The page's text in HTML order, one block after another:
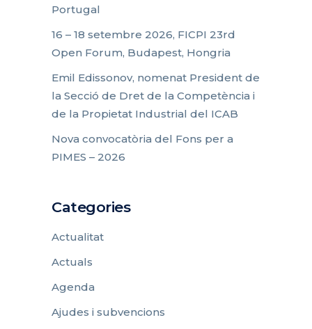
Portugal
16 – 18 setembre 2026, FICPI 23rd
Open Forum, Budapest, Hongria
Emil Edissonov, nomenat President de
la Secció de Dret de la Competència i
de la Propietat Industrial del ICAB
Nova convocatòria del Fons per a
PIMES – 2026
Categories
Actualitat
Actuals
Agenda
Ajudes i subvencions